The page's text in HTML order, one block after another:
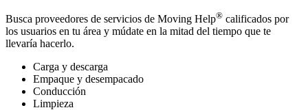
Busca proveedores de servicios de Moving Help® calificados por
los usuarios en tu área y múdate en la mitad del tiempo que te
llevaría hacerlo.
Carga y descarga
Empaque y desempacado
Conducción
Limpieza